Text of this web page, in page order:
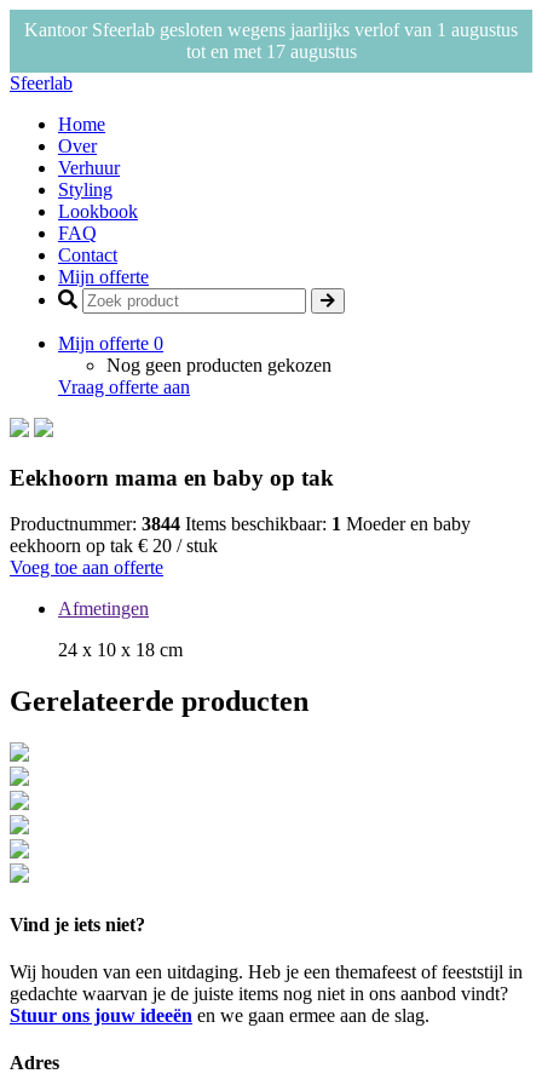
Kantoor Sfeerlab gesloten wegens jaarlijks verlof van 1 augustus
tot en met 17 augustus
Sfeerlab
Home
Over
Verhuur
Styling
Lookbook
FAQ
Contact
Mijn offerte
Mijn offerte 0
Nog geen producten gekozen
Vraag offerte aan
Eekhoorn mama en baby op tak
Productnummer: 3844 Items beschikbaar: 1 Moeder en baby
eekhoorn op tak € 20 / stuk
Voeg toe aan offerte
Afmetingen
24 x 10 x 18 cm
Gerelateerde producten
Vind je iets niet?
Wij houden van een uitdaging. Heb je een themafeest of feeststijl in
gedachte waarvan je de juiste items nog niet in ons aanbod vindt?
Stuur ons jouw ideeën en we gaan ermee aan de slag.
Adres